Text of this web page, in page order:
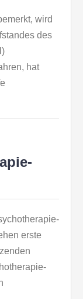
wird
des
hat
erste